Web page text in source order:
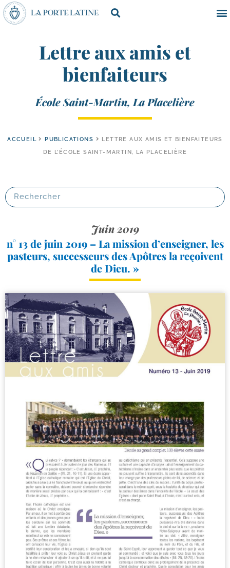
Lettre aux amis et
bienfaiteurs
École Saint-Martin, La Placelière
ACCUEIL PUBLICATIONS
LETTRE AUX AMIS ET BIENFAITEURS
DE L’ÉCOLE SAINT-MARTIN, LA PLACELIÈRE
Juin 2019
n° 13 de juin 2019 – La mission d’enseigner, les
pasteurs, successeurs des Apôtres la reçoivent
de Dieu. »